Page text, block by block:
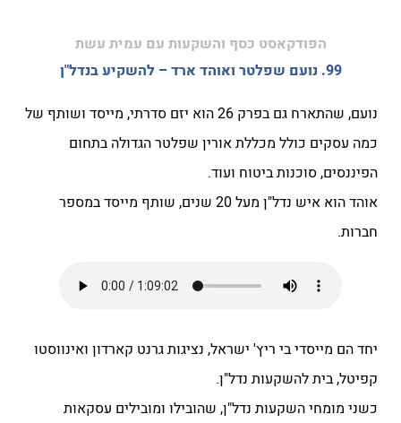
הפודקאסט כסף והשקעות עם עמית עשת
99. נועם שפלטר ואוהד ארד – להשקיע בנדל"ן
נועם, שהתארח גם בפרק 26 הוא יזם סדרתי, מייסד ושותף של
כמה עסקים כולל מכללת אורין שפלטר הגדולה בתחום
הפיננסים, סוכנות ביטוח ועוד.
אוהד הוא איש נדל"ן מעל 20 שנים, שותף מייסד במספר
חברות.
יחד הם מייסדי בי ריץ' ישראל, נציגות גרנט קארדון ואינווסטו
קפיטל, בית להשקעות נדל"ן.
כשני מומחי השקעות נדל"ן, שהובילו ומובילים עסקאות